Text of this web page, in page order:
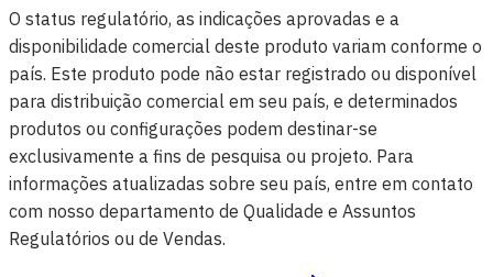
O status regulatório, as indicações aprovadas e a
disponibilidade comercial deste produto variam conforme o
país. Este produto pode não estar registrado ou disponível
para distribuição comercial em seu país, e determinados
produtos ou configurações podem destinar-se
exclusivamente a fins de pesquisa ou projeto. Para
informações atualizadas sobre seu país, entre em contato
com nosso departamento de Qualidade e Assuntos
Regulatórios ou de Vendas.